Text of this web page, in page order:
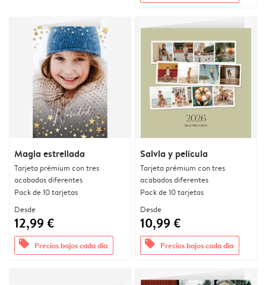
Magia estrellada
Tarjeta prémium con tres
acabados diferentes
Pack de 10 tarjetas
Desde
12,99 €
offers Precios bajos cada día
Salvia y película
Tarjeta prémium con tres
acabados diferentes
Pack de 10 tarjetas
Desde
10,99 €
offers Precios bajos cada día